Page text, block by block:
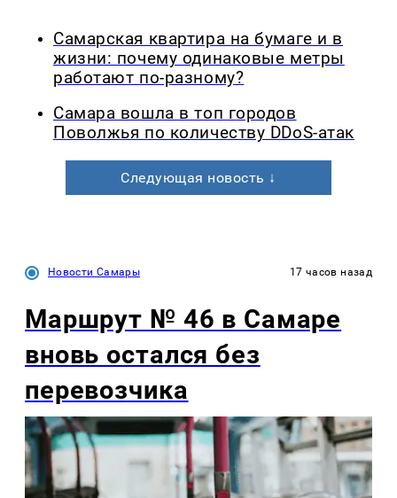
Самарская квартира на бумаге и в
жизни: почему одинаковые метры
работают по-разному?
Самара вошла в топ городов
Поволжья по количеству DDoS-атак
Следующая новость ↓
Новости Самары 17 часов назад
Маршрут № 46 в Самаре
вновь остался без
перевозчика